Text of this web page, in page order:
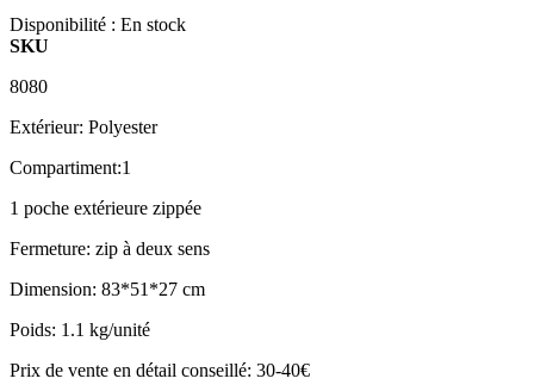
Disponibilité : En stock
SKU
8080
Extérieur: Polyester
Compartiment:1
1 poche extérieure zippée
Fermeture: zip à deux sens
Dimension: 83*51*27 cm
Poids: 1.1 kg/unité
Prix de vente en détail conseillé: 30-40€